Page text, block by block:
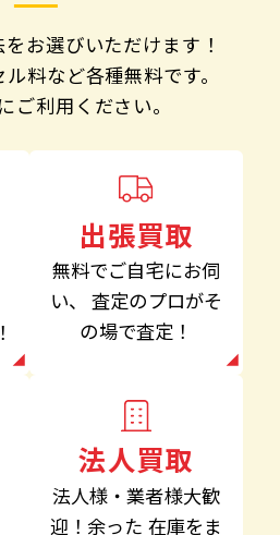
お選びいただけます！
料など各種無料です。
ご利用ください。
出張買取
無料でご自宅にお伺
い、 査定のプロがそ
の場で査定！
法人買取
法人様・業者様大歓
迎！余った 在庫をま